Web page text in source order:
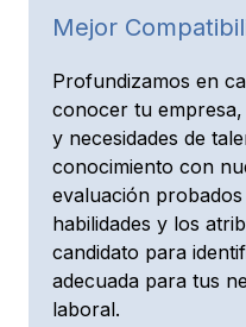
Mejor
Profundizamos en
conocer tu
y necesidades de
conocimiento con
evaluación
habilidades y los
candidato para
adecuada para tus
laboral.